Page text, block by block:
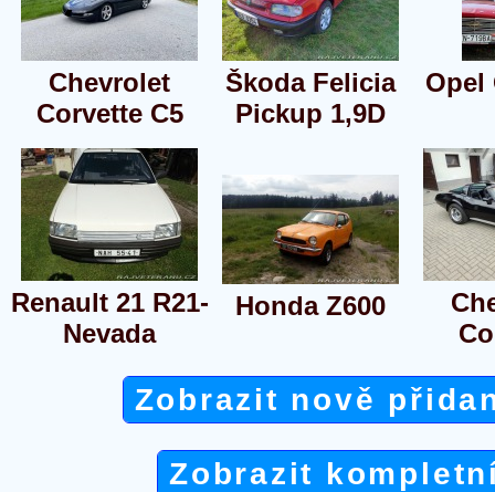
Chevrolet
Corvette C5
Škoda Felicia
Pickup 1,9D
Opel
Renault 21 R21-
Nevada
Honda Z600
Zobrazit nově
Zobrazit